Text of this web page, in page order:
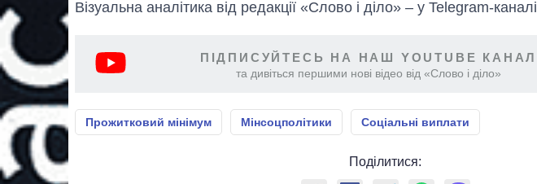
Візуальна аналітика від редакції «Слово і діло» – у Telegram-каналі
ПІДПИСУЙТЕСЬ НА НАШ YOUTUBE КАНАЛ
та дивіться першими нові відео від «Слово і діло»
Прожитковий мінімум Мінсоцполітики Соціальні виплати
Поділитися: